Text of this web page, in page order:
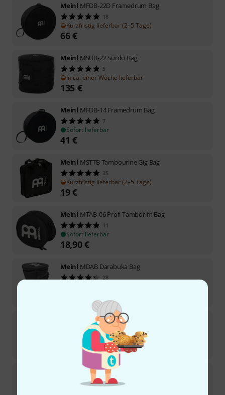
Meinl MFDB-22D Framedrum Bag
18
Kurzfristig lieferbar (2–5 Tage)
66€
Meinl MSUB-22 Surdo Bag
5
In ca. einer Woche lieferbar
135 €
Meinl MFDB-14 Framedrum Bag
7
Sofort lieferbar
41 €
Meinl MSTTB Tambourine Gig Bag
35
Kurzfristig lieferbar (2–5 Tage)
19€
Meinl MTAB-06 Profi Tamborim Bag
11
Sofort lieferbar
18,90€
Meinl MDAB Darabuka Bag
28
MREB-12 Repinique Bag 12"x12"
Sofort lieferbar
MFDB-14BE Bendir Bag
15